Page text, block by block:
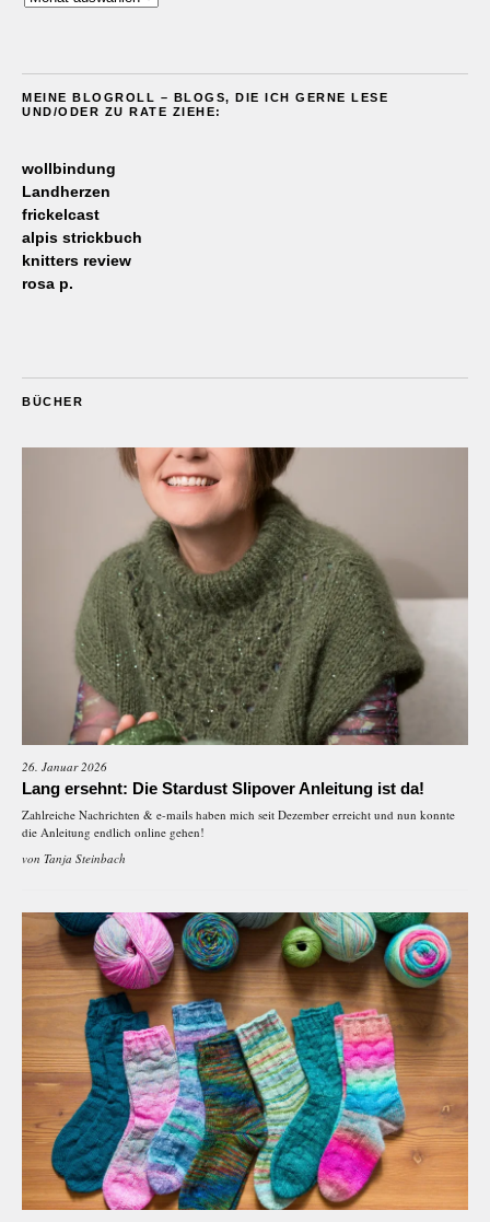
MEINE BLOGROLL – BLOGS, DIE ICH GERNE LESE
UND/ODER ZU RATE ZIEHE:
wollbindung
Landherzen
frickelcast
alpis strickbuch
knitters review
rosa p.
BÜCHER
26. Januar 2026
Lang ersehnt: Die Stardust Slipover Anleitung ist da!
Zahlreiche Nachrichten & e-mails haben mich seit Dezember erreicht und nun konnte
die Anleitung endlich online gehen!
von Tanja Steinbach